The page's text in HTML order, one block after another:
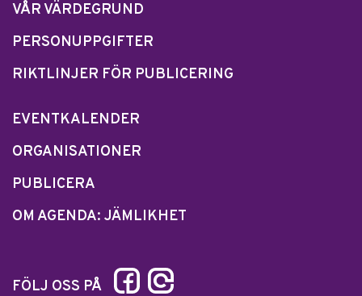
VÅR VÄRDEGRUND
PERSONUPPGIFTER
RIKTLINJER FÖR PUBLICERING
EVENTKALENDER
ORGANISATIONER
PUBLICERA
OM AGENDA: JÄMLIKHET
FÖLJ OSS PÅ